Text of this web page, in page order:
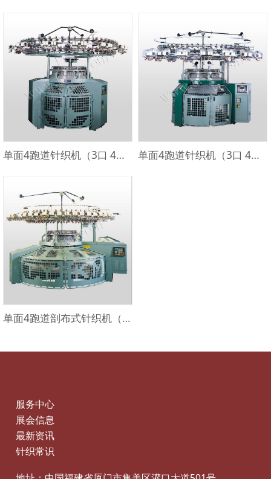
单面4跑道针织机（3口 4口组）TY-S-30 绿色 单面4跑道针织机（3口 4口组）TY-S-30深绿色
单面4跑道剖布式针织机（3口组）TY-S-OW
服务中心
展会信息
最新资讯
针织常识